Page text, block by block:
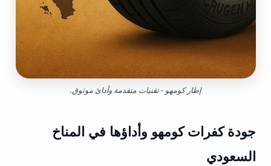
إطار كومهو - تقنيات متقدمة وأدائ موثوق.
جودة كفرات كومهو وأداؤها في المناخ
السعودي